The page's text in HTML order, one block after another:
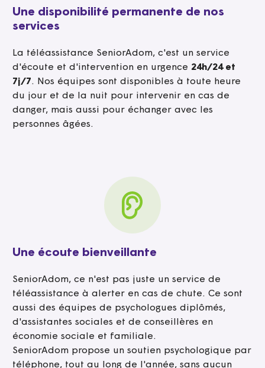
Une disponibilité permanente de nos
services
La téléassistance SeniorAdom, c'est un service
d'écoute et d'intervention en urgence 24h/24 et
7j/7. Nos équipes sont disponibles à toute heure
du jour et de la nuit pour intervenir en cas de
danger, mais aussi pour échanger avec les
personnes âgées.
Une écoute bienveillante
SeniorAdom, ce n'est pas juste un service de
téléassistance à alerter en cas de chute. Ce sont
aussi des équipes de psychologues diplômés,
d'assistantes sociales et de conseillères en
économie sociale et familiale.
SeniorAdom propose un soutien psychologique par
téléphone, tout au long de l'année, sans aucun